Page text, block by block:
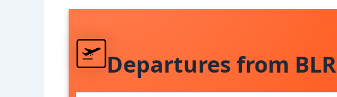
Departures from BLR